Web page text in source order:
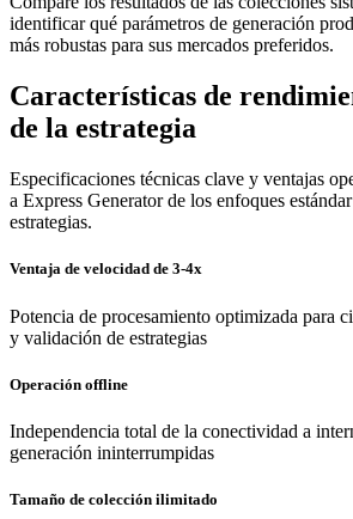
identificar qué parámetros de generación
más robustas para sus mercados preferidos.
Características de
de la estrategia
Especificaciones técnicas clave y ventajas
a Express Generator de los enfoques
estrategias.
Ventaja de velocidad de 3-4x
Potencia de procesamiento optimizada para
y validación de estrategias
Operación offline
Independencia total de la conectividad a
generación ininterrumpidas
Tamaño de colección ilimitado